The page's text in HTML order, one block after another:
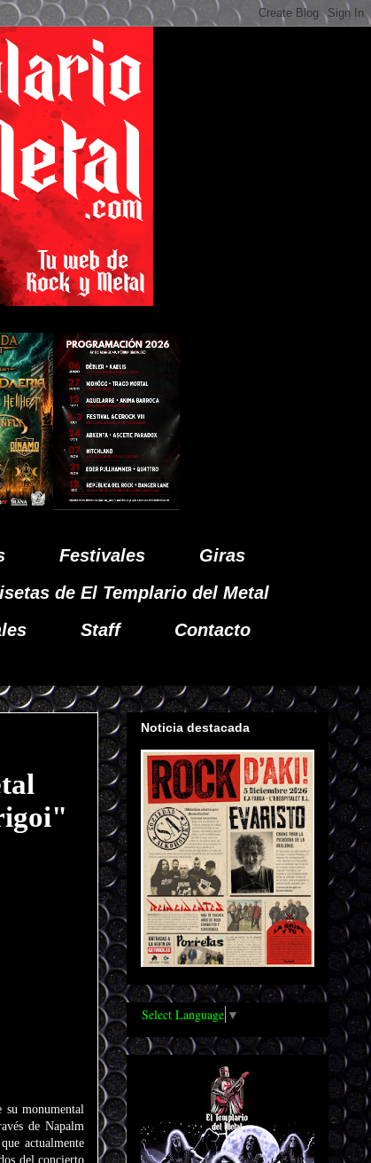
Festivales
Giras
de El Templario del Metal
Staff
Contacto
su monumental
de Napalm
actualmente
del concierto
Noticia destacada
Select Language ▼